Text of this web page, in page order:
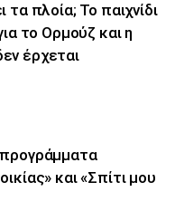
τα πλοία; Το παιχνίδι
το Ορμούζ και η
έρχεται
και «Σπίτι μου